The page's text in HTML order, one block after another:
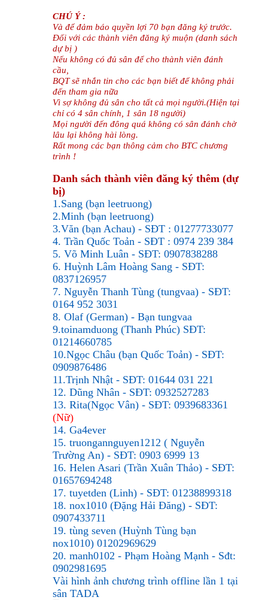
CHÚ Ý :
Và để đảm báo quyền lợi 70 bạn đăng ký trước.
Đối với các thành viên đăng ký muộn (danh sách
dự bị )
Nếu không có đủ sân để cho thành viên đánh
cầu,
BQT sẽ nhắn tin cho các bạn biết để không phải
đến tham gia nữa
Vì sợ không đủ sân cho tất cả mọi người.(Hiện tại
chỉ có 4 sân chính, 1 sân 18 người)
Mọi người đến đông quá không có sân đánh chờ
lâu lại không hài lòng.
Rất mong các bạn thông cảm cho BTC chương
trình !
Danh sách thành viên đăng ký thêm (dự
bị)
1.Sang (bạn leetruong)
2.Minh (bạn leetruong)
3.Văn (bạn Achau) - SĐT : 01277733077
4. Trần Quốc Toản - SĐT : 0974 239 384
5. Võ Minh Luân - SĐT: 0907838288
6. Huỳnh Lâm Hoàng Sang - SĐT:
0837126957
7. Nguyễn Thanh Tùng (tungvaa) - SĐT:
0164 952 3031
8. Olaf (German) - Bạn tungvaa
9.toinamduong (Thanh Phúc) SĐT:
01214660785
10.Ngọc Châu (bạn Quốc Toản) - SĐT:
0909876486
11.Trịnh Nhật - SĐT: 01644 031 221
12. Dũng Nhân - SĐT: 0932527283
13. Rita(Ngọc Vân) - SĐT: 0939683361
(Nữ)
14. Ga4ever
15. truongannguyen1212 ( Nguyễn
Trường An) - SĐT: 0903 6999 13
16. Helen Asari (Trần Xuân Thảo) - SĐT:
01657694248
17. tuyetden (Linh) - SĐT: 01238899318
18. nox1010 (Đặng Hải Đăng) - SĐT:
0907433711
19. tùng seven (Huỳnh Tùng bạn
nox1010) 01202969629
20. manh0102 - Phạm Hoàng Mạnh - Sđt:
0902981695
Vài hình ảnh chương trình offline lần 1 tại
sân TADA